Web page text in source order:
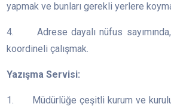
yapmak ve bunları gerekli yerlere
4. Adrese dayalı nüfus
koordineli çalışmak.
Yazışma Servisi:
1. Müdürlüğe çeşitli kurum ve